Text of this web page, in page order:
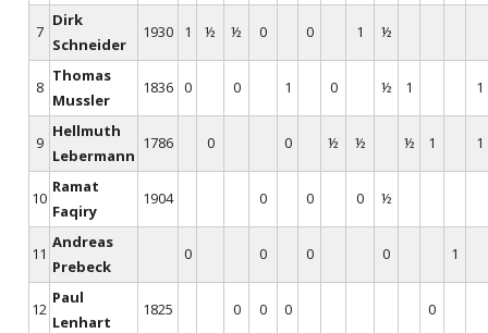
7
Dirk
Schneider
1930 1 ½ ½ 0 0 1 ½
8
Thomas
Mussler
1836 0 0 1 0 ½ 1 1
9
Hellmuth
Lebermann
1786 0 0 ½ ½ ½ 1 1
10
Ramat
Faqiry
1904 0 0 0 ½
11
Andreas
Prebeck
0 0 0 0 1
12
Paul
Lenhart
1825 0 0 0 0